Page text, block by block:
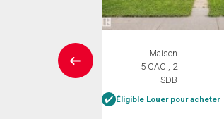
Maison
5 CAC , 2
SDB
Éligible Louer pour acheter